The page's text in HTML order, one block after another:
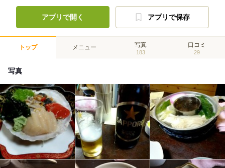
アプリで開く アプリで保存
トップ メニュー 写真
183
口コミ
29
写真